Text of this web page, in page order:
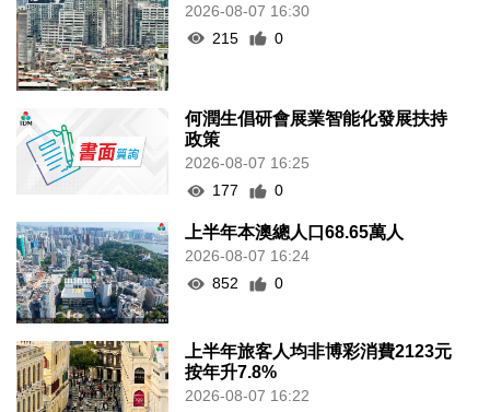
2026-08-07 16:30
215
0
何潤生倡研會展業智能化發展扶持
政策
2026-08-07 16:25
177
0
上半年本澳總人口68.65萬人
2026-08-07 16:24
852
0
上半年旅客人均非博彩消費2123元
按年升7.8%
2026-08-07 16:22